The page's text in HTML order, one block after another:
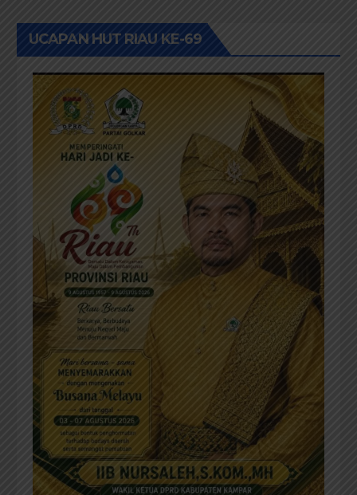
UCAPAN HUT RIAU KE-69